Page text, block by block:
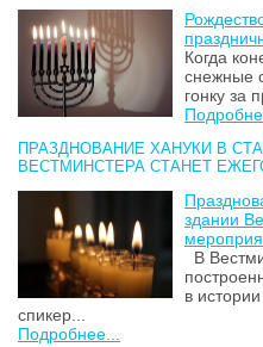
Когда
снежные
гонку за
ПРАЗДНОВАНИЕ ХАНУКИ В
ВЕСТМИНСТЕРА СТАНЕТ
здании
В
в
спикер...
Подробнее...